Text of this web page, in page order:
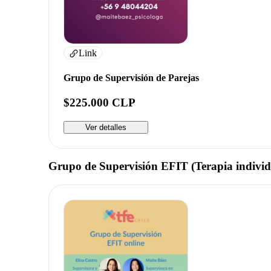
Link
Grupo de Supervisión de Parejas
$225.000 CLP
Ver detalles
Grupo de Supervisión EFIT (Terapia